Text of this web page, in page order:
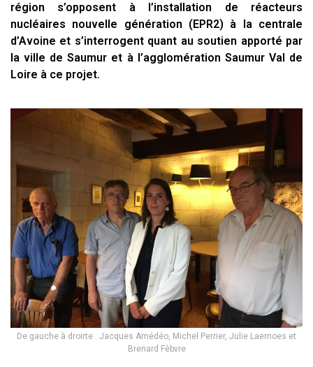
région s’opposent à l’installation de réacteurs
nucléaires nouvelle génération (EPR2) à la centrale
d’Avoine et s’interrogent quant au soutien apporté par
la ville de Saumur et à l’agglomération Saumur Val de
Loire à ce projet.
De gauche à droirte : Jacques Amédéo, Michel Perrier, Julie Laernoes et
Brenard Fèbvre